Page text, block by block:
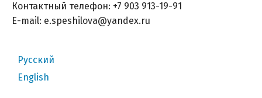
Контактный телефон: +7 903 913-19-91
E-mail: e.speshilova@yandex.ru
Русский
English